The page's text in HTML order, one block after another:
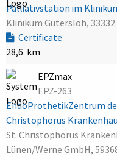
Palliativstation im
Klinikum Gütersloh,
Certificate
28,6 km
EPZmax
EPZ-263
EndoProthetikZentrum
Christophorus
St. Christophorus
Lünen/Werne GmbH,